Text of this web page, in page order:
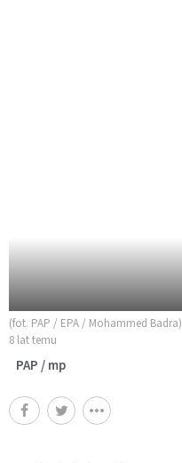
(fot. PAP / EPA / Mohammed Badra)
8 lat temu
PAP / mp